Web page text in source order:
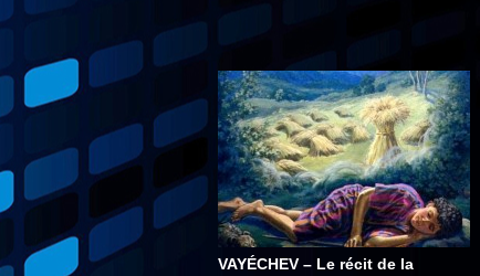
VAYÉCHEV – Le récit de la